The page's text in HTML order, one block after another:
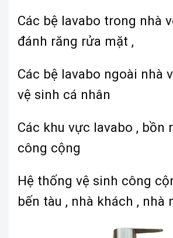
Các bệ lavabo trong nhà
đánh răng rửa mặt ,
Các bệ lavabo ngoài nhà
vệ sinh cá nhân
Các khu vực lavabo , bồn
công cộng
Hệ thống vệ sinh công
bến tàu , nhà khách , nhà